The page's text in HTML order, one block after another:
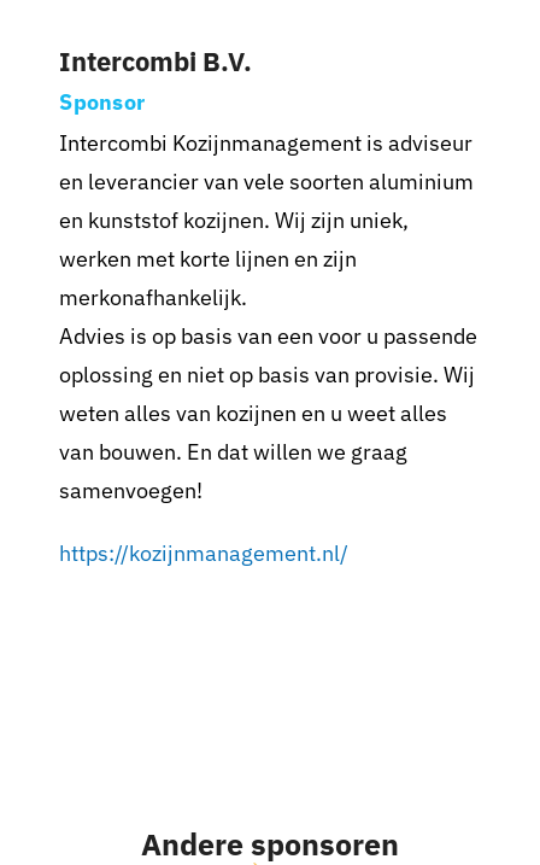
Nieuws
Contact
Lid worden
Zoeken
naar:
Intercombi B.V.
Sponsor
Intercombi Kozijnmanagement is adviseur
en leverancier van vele soorten aluminium
en kunststof kozijnen. Wij zijn uniek,
werken met korte lijnen en zijn
merkonafhankelijk.
Advies is op basis van een voor u passende
oplossing en niet op basis van provisie. Wij
weten alles van kozijnen en u weet alles
van bouwen. En dat willen we graag
samenvoegen!
https://kozijnmanagement.nl/
Andere sponsoren